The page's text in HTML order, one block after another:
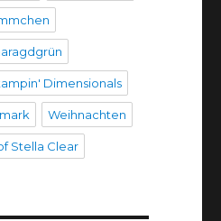
Dimensionals
Weihnachten
Stella Clear